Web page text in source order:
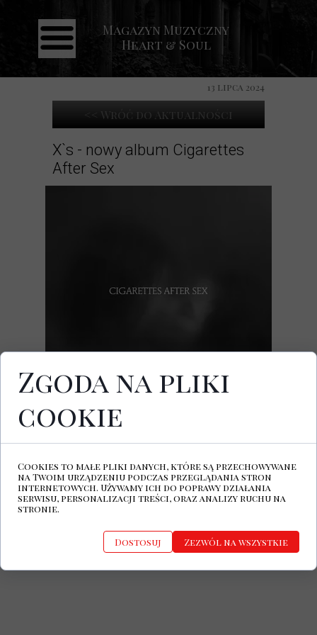
Strona główna
Aktualności
Koncerty
Galeria
Kontakt
Magazyn Muzyczny
Heart & Soul
X`s - nowy album Cigarettes
After Sex
<< Wróć do Aktualności
13 lipca 2024
12 lipca 2024 ukazał się najnowszy album
Cigarettes After Sex.
Na płycie zatytułowanejX`sznalazło się
Oficjalna strona Cigarettes After Sex
Cigarettes After Sex Facebook
Zgoda na pliki
cookie
Cookies to małe pliki danych, które są przechowywane
na Twoim urządzeniu podczas przeglądania stron
internetowych. Używamy ich do poprawy działania
serwisu, personalizacji treści, oraz analizy ruchu na
stronie.
Dostosuj Zezwól na wszystkie